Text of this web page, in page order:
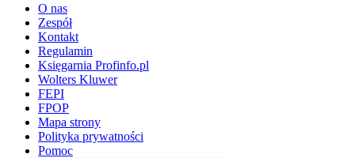
O nas
Zespół
Kontakt
Regulamin
Księgarnia Profinfo.pl
Wolters Kluwer
FEPI
FPOP
Mapa strony
Polityka prywatności
Pomoc